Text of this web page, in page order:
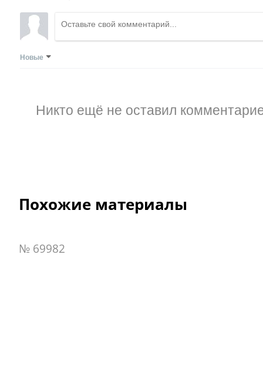
Новые
Никто ещё не оставил
Похожие материалы
№ 69982